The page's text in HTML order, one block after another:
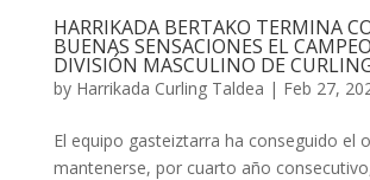
HARRIKADA BERTAKO TERMINA
BUENAS SENSACIONES EL
DIVISIÓN MASCULINO DE
by Harrikada Curling Taldea | Feb 27,
El equipo gasteiztarra ha conseguido el
mantenerse, por cuarto año